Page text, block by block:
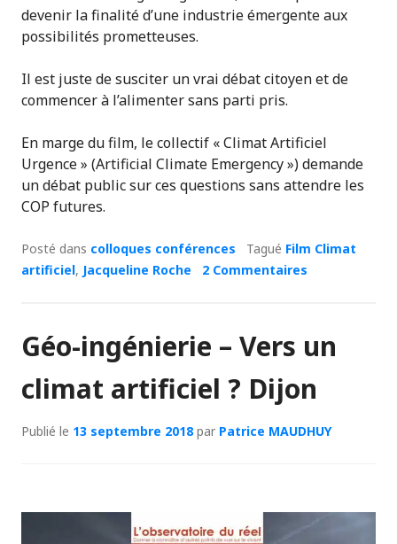
devenir la finalité d’une industrie émergente aux
possibilités prometteuses.
Il est juste de susciter un vrai débat citoyen et de
commencer à l’alimenter sans parti pris.
En marge du film, le collectif « Climat Artificiel
Urgence » (Artificial Climate Emergency ») demande
un débat public sur ces questions sans attendre les
COP futures.
Posté dans colloques conférences Tagué Film Climat
artificiel, Jacqueline Roche 2 Commentaires
Géo-ingénierie – Vers un
climat artificiel ? Dijon
Publié le 13 septembre 2018par Patrice MAUDHUY